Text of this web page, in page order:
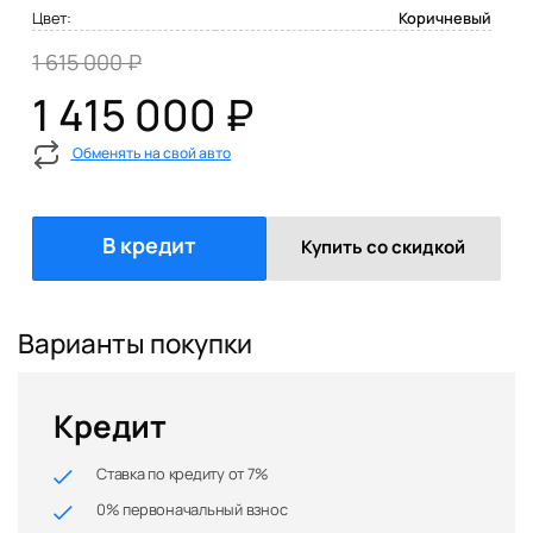
Цвет: Коричневый
1 615 000 ₽
1 415 000 ₽
Обменять на свой авто
В кредит Купить со скидкой
Варианты покупки
Кредит
Ставка по кредиту от 7%
0% первоначальный взнос